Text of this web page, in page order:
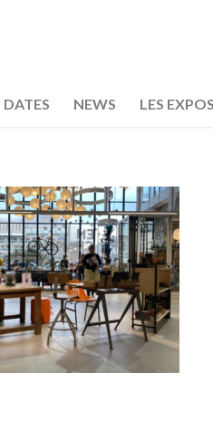
DATES NEWS LES